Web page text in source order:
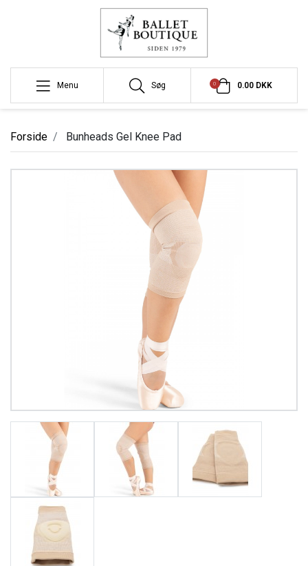
Menu Søg 0 0.00 DKK
Forside Bunheads Gel Knee Pad